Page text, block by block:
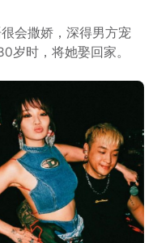
会撒娇，深得男方宠
岁时，将她娶回家。